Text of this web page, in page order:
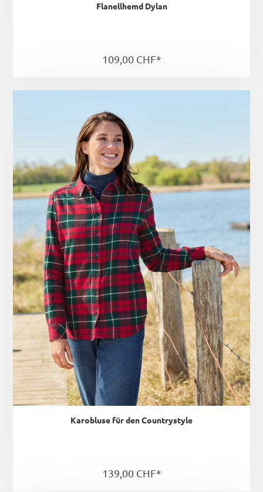
Flanellhemd Dylan
109,00 CHF*
Karobluse für den Countrystyle
139,00 CHF*